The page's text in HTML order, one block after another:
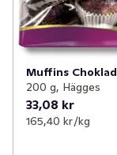
Muffins Choklad
200 g, Hägges
33,08 kr
165,40 kr /kg